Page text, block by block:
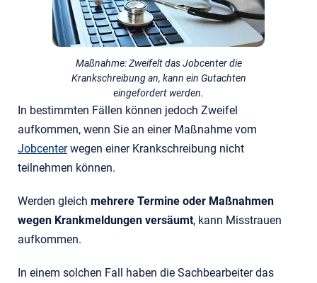
Maßnahme: Zweifelt das Jobcenter die
Krankschreibung an, kann ein Gutachten
eingefordert werden.
In bestimmten Fällen können jedoch Zweifel
aufkommen, wenn Sie an einer Maßnahme vom
Jobcenterwegen einer Krankschreibung nicht
teilnehmen können.
Werden gleich mehrere Termine oder Maßnahmen
wegen Krank­meldungen versäumt, kann Misstrauen
aufkommen.
In einem solchen Fall haben die Sachbearbeiter das